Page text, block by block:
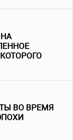
ВО ВРЕМЯ